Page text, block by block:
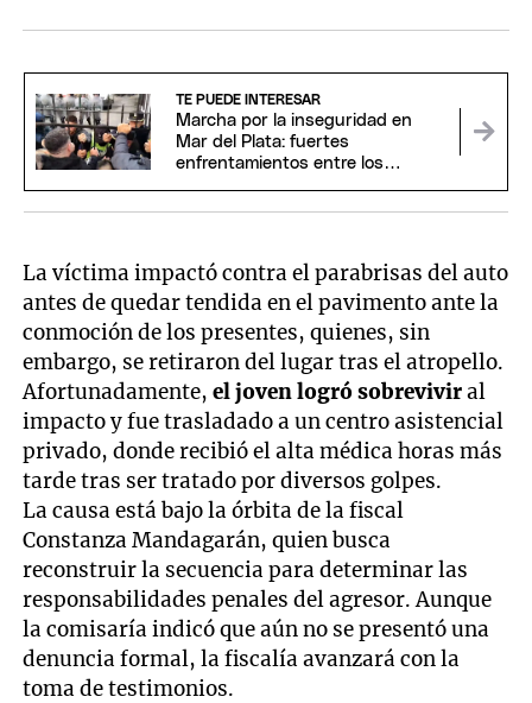
TE PUEDE INTERESAR
Marcha por la inseguridad en
Mar del Plata: fuertes
enfrentamientos entre los
La víctima impactó contra el parabrisas del auto
antes de quedar tendida en el pavimento ante la
conmoción de los presentes, quienes, sin
embargo, se retiraron del lugar tras el atropello.
Afortunadamente,el joven logró sobreviviral
impacto y fue trasladado a un centro asistencial
privado, donde recibió el alta médica horas más
tarde tras ser tratado por diversos golpes.
La causa está bajo la órbita de la fiscal
Constanza Mandagarán, quien busca
reconstruir la secuencia para determinar las
responsabilidades penales del agresor. Aunque
la comisaría indicó que aún no se presentó una
denuncia formal, la fiscalía avanzará con la
toma de testimonios.